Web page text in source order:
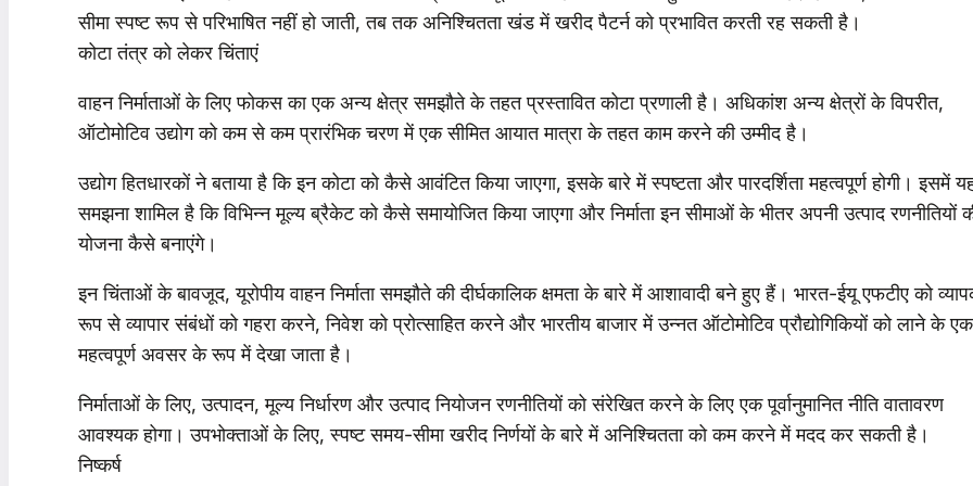
सीमा स्पष्ट रूप से परिभाषित नहीं हो जाती, तब तक अनिश्चितता खंड में खरीद पैटर्न को प्रभावित करती रह सकती है।
कोटा तंत्र को लेकर चिंताएं
वाहन निर्माताओं के लिए फोकस का एक अन्य क्षेत्र समझौते के तहत प्रस्तावित कोटा प्रणाली है। अधिकांश अन्य क्षेत्रों के विपरीत,
ऑटोमोटिव उद्योग को कम से कम प्रारंभिक चरण में एक सीमित आयात मात्रा के तहत काम करने की उम्मीद है।
उद्योग हितधारकों ने बताया है कि इन कोटा को कैसे आवंटित किया जाएगा, इसके बारे में स्पष्टता और पारदर्शिता महत्वपूर्ण होगी। इसमें
समझना शामिल है कि विभिन्न मूल्य ब्रैकेट को कैसे समायोजित किया जाएगा और निर्माता इन सीमाओं के भीतर अपनी उत्पाद रणनीतियों
योजना कैसे बनाएंगे।
इन चिंताओं के बावजूद, यूरोपीय वाहन निर्माता समझौते की दीर्घकालिक क्षमता के बारे में आशावादी बने हुए हैं। भारत-ईयू एफटीए को
रूप से व्यापार संबंधों को गहरा करने, निवेश को प्रोत्साहित करने और भारतीय बाजार में उन्नत ऑटोमोटिव प्रौद्योगिकियों को लाने के एक
महत्वपूर्ण अवसर के रूप में देखा जाता है।
निर्माताओं के लिए, उत्पादन, मूल्य निर्धारण और उत्पाद नियोजन रणनीतियों को संरेखित करने के लिए एक पूर्वानुमानित नीति वातावरण
आवश्यक होगा। उपभोक्ताओं के लिए, स्पष्ट समय-सीमा खरीद निर्णयों के बारे में अनिश्चितता को कम करने में मदद कर सकती है।
निष्कर्ष